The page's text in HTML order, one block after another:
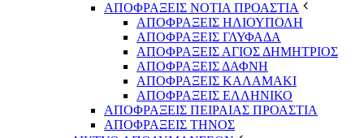
ΑΠΟΦΡΑΞΕΙΣ ΝΟΤΙΑ ΠΡΟΑΣΤΙΑ
ΑΠΟΦΡΑΞΕΙΣ ΗΛΙΟΥΠΟΛΗ
ΑΠΟΦΡΑΞΕΙΣ ΓΛΥΦΑΔΑ
ΑΠΟΦΡΑΞΕΙΣ ΑΓΙΟΣ ΔΗΜΗΤΡΙΟΣ
ΑΠΟΦΡΑΞΕΙΣ ΔΑΦΝΗ
ΑΠΟΦΡΑΞΕΙΣ ΚΑΛΑΜΑΚΙ
ΑΠΟΦΡΑΞΕΙΣ ΕΛΛΗΝΙΚΟ
ΑΠΟΦΡΑΞΕΙΣ ΠΕΙΡΑΙΑΣ ΠΡΟΑΣΤΙΑ
ΑΠΟΦΡΑΞΕΙΣ ΤΗΝΟΣ